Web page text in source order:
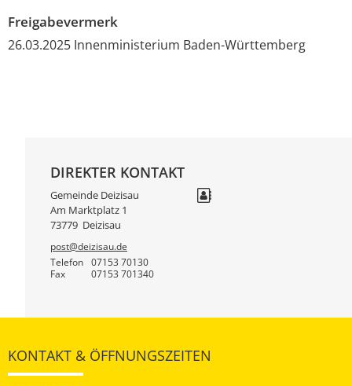
Freigabevermerk
26.03.2025 Innenministerium Baden-Württemberg
DIREKTER KONTAKT
Gemeinde Deizisau
Am Marktplatz 1
73779 Deizisau
post@deizisau.de
Telefon
07153 70130
Fax 07153 701340
KONTAKT & ÖFFNUNGSZEITEN